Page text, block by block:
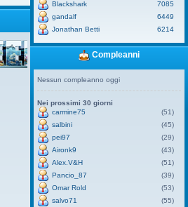
Blackshark
7085
gandalf
6449
Jonathan Betti
6214
Compleanni
Nessun compleanno oggi
Nei prossimi 30 giorni
carmine75
(51)
salbini
(45)
pei97
(29)
Aironk9
(43)
Alex.V&H
(51)
Pancio_87
(39)
Omar Rold
(53)
salvo71
(55)